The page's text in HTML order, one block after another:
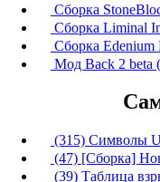
Сборка
Сборка Liminal
Сборка Edenium
Мод Back 2 beta
(315) Символы
(47) [Сборка]
(39) Таблица